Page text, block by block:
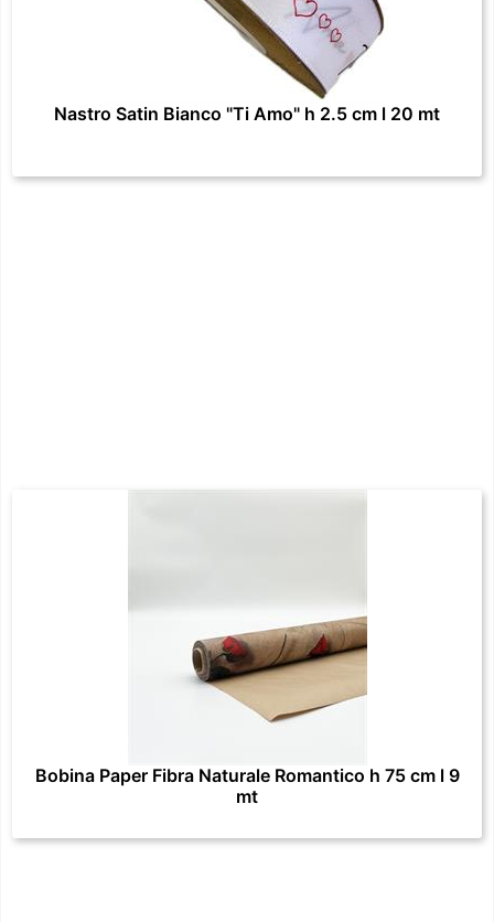
Nastro Satin Bianco "Ti Amo" h 2.5 cm l 20 mt
Bobina Paper Fibra Naturale Romantico h 75 cm l 9
mt